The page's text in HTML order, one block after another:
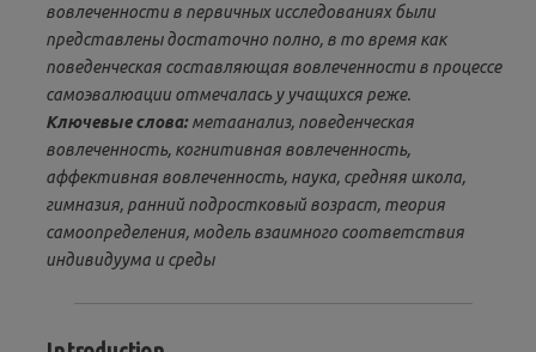
вовлеченности в первичных исследованиях были
представлены достаточно полно, в то время как
поведенческая составляющая вовлеченности в процессе
самоэвалюации отмечалась у учащихся реже.
Ключевые слова:метаанализ, поведенческая
вовлеченность, когнитивная вовлеченность,
аффективная вовлеченность, наука, средняя школа,
гимназия, ранний подростковый возраст, теория
самоопределения, модель взаимного соответствия
индивидуума и среды